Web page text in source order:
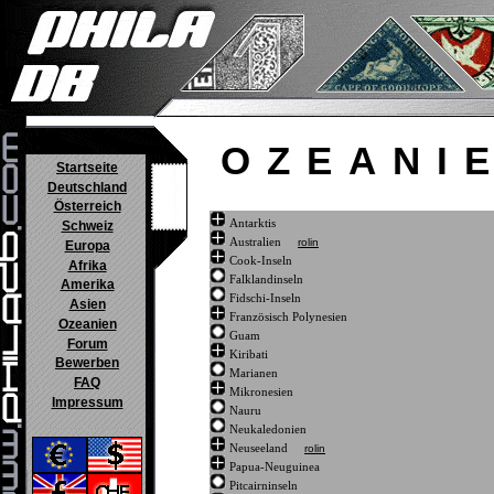
Startseite
Deutschland
Österreich
Schweiz
Europa
Afrika
Amerika
Asien
Ozeanien
Forum
Bewerben
FAQ
Impressum
Antarktis
Australien
rolin
Cook-Inseln
Falklandinseln
Fidschi-Inseln
Französisch Polynesien
Guam
Kiribati
Marianen
Mikronesien
Nauru
Neukaledonien
Neuseeland
rolin
Papua-Neuguinea
Pitcairninseln